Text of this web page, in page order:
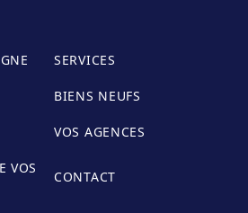
SERVICES
BIENS NEUFS
VOS AGENCES
VOS
CONTACT